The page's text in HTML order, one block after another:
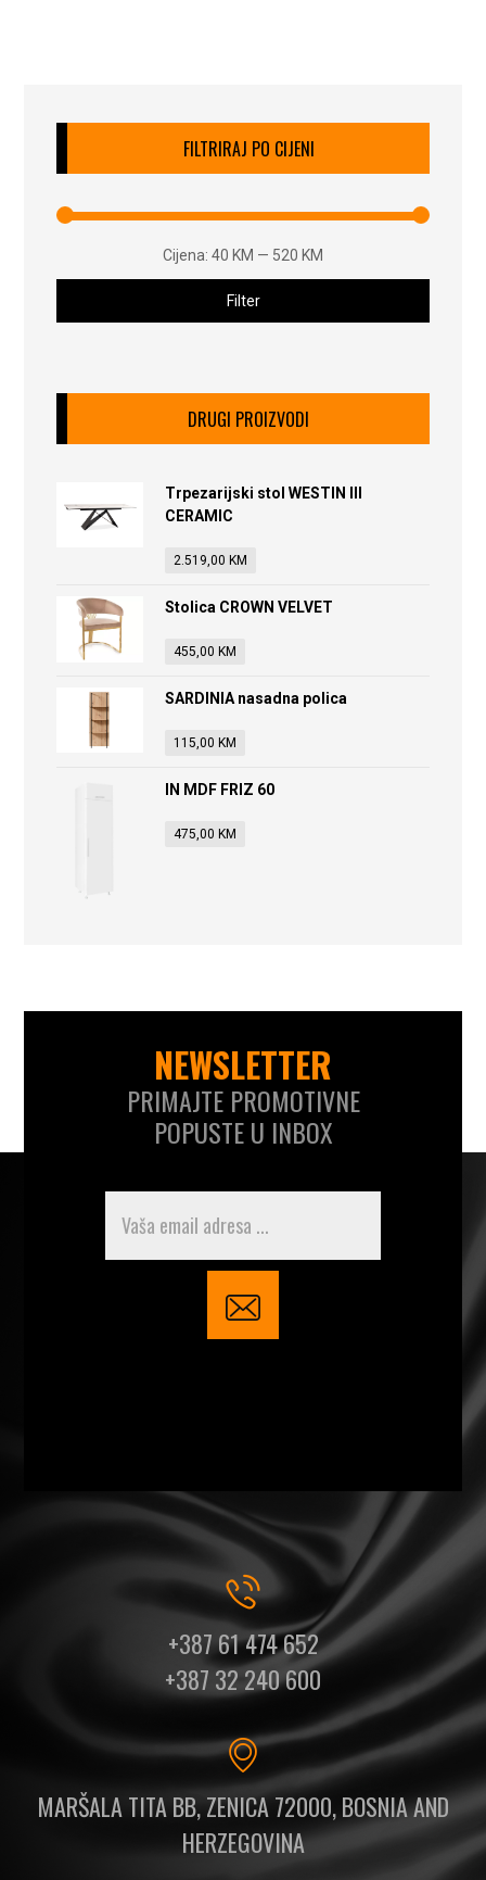
FILTRIRAJ PO CIJENI
Filter
Cijena: 40 KM — 520 KM
DRUGI PROIZVODI
Trpezarijski stol WESTIN III
CERAMIC
2.519,00 KM
Stolica CROWN VELVET
455,00 KM
SARDINIA nasadna polica
115,00 KM
IN MDF FRIZ 60
475,00 KM
NEWSLETTER
PRIMAJTE PROMOTIVNE
POPUSTE U INBOX
+387 61 474 652
+387 32 240 600
MARŠALA TITA BB, ZENICA 72000, BOSNIA AND
HERZEGOVINA